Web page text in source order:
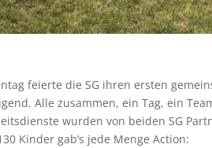
feierte die SG ihren ersten
Alle zusammen, ein Tag, ein
wurden von beiden SG
Kinder gab’s jede Menge Action: